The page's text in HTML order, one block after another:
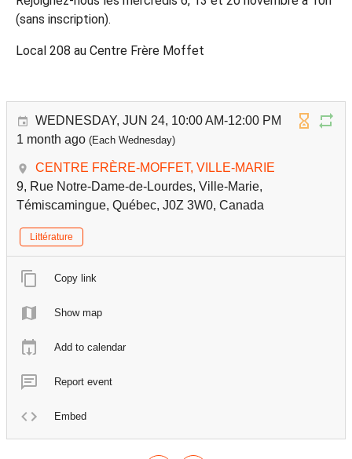
(sans inscription).
Local 208 au Centre Frère Moffet
WEDNESDAY, JUN 24, 10:00 AM-12:00 PM
1 month ago (Each Wednesday)
CENTRE FRÈRE-MOFFET, VILLE-MARIE
9, Rue Notre-Dame-de-Lourdes, Ville-Marie,
Témiscamingue, Québec, J0Z 3W0, Canada
Littérature
Copy link
Show map
Add to calendar
Report event
Embed